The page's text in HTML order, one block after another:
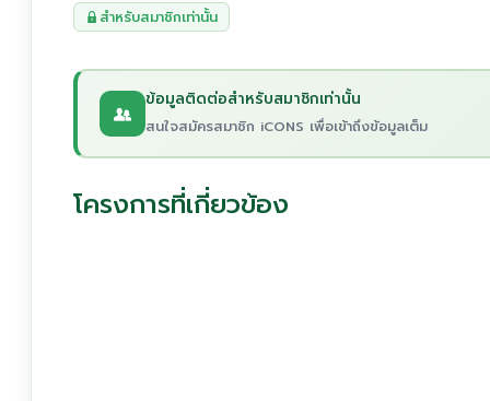
สำหรับสมาชิกเท่านั้น
ข้อมูลติดต่อสำหรับสมาชิกเท่านั้น
สนใจสมัครสมาชิก iCONS เพื่อเข้าถึงข้อมูลเต็ม
โครงการที่เกี่ยวข้อง